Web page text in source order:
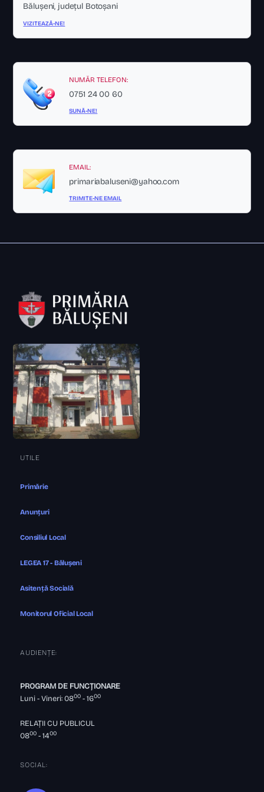
Bălușeni, județul Botoșani
VIZITEAZĂ-NE!
NUMĂR TELEFON:
0751 24 00 60
SUNĂ-NE!
EMAIL:
primariabaluseni@yahoo.com
TRIMITE-NE EMAIL
UTILE
Primărie
Anunțuri
Consiliul Local
LEGEA 17 - Bălușeni
Asitență Socială
Monitorul Oficial Local
AUDIENȚE:
PROGRAM DE FUNCȚIONARE
Luni - Vineri: 0800 - 1600
RELAȚII CU PUBLICUL
0800 - 1400
SOCIAL: